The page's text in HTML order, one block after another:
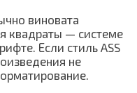
виновата
квадраты — системе
Если стиль ASS
не